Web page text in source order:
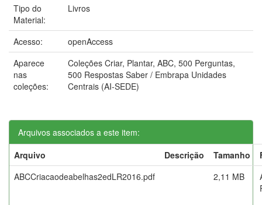
Tipo do
Material:
Livros
Acesso:
openAccess
Aparece
nas
coleções:
Coleções Criar, Plantar, ABC, 500 Perguntas,
500 Respostas Saber / Embrapa Unidades
Centrais (AI-SEDE)
Arquivos associados a este item:
Arquivo
Descrição Tamanho
ABCCriacaodeabelhas2edLR2016.pdf
2,11 MB